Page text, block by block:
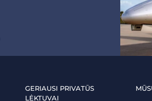
GERIAUSI PRIVATŪS
LĖKTUVAI